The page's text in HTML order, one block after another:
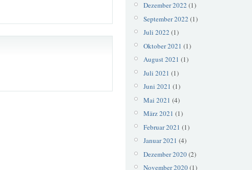
Dezember 2022 (1)
September 2022 (1)
Juli 2022 (1)
Oktober 2021 (1)
August 2021 (1)
Juli 2021 (1)
Juni 2021 (1)
Mai 2021 (4)
März 2021 (1)
Februar 2021 (1)
Januar 2021 (4)
Dezember 2020(2)
November 2020(1)